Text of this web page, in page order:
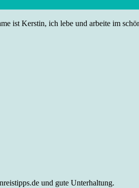
ist Kerstin, ich lebe und arbeite im
und gute Unterhaltung.